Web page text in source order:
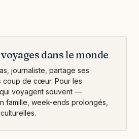
dans le monde
journaliste, partage ses
coup de cœur. Pour les
voyagent souvent —
famille, week-ends prolongés,